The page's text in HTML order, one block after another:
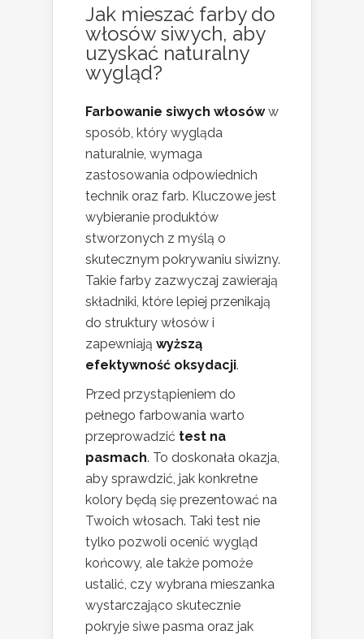
Jak mieszać farby do
włosów siwych, aby
uzyskać naturalny
wygląd?
Farbowanie siwych włosóww
sposób, który wygląda
naturalnie, wymaga
zastosowania odpowiednich
technik oraz farb. Kluczowe jest
wybieranie produktów
stworzonych z myślą o
skutecznym pokrywaniu siwizny.
Takie farby zazwyczaj zawierają
składniki, które lepiej przenikają
do struktury włosów i
zapewniają wyższą
efektywność oksydacji.
Przed przystąpieniem do
pełnego farbowania warto
przeprowadzić test na
pasmach. To doskonała okazja,
aby sprawdzić, jak konkretne
kolory będą się prezentować na
Twoich włosach. Taki test nie
tylko pozwoli ocenić wygląd
końcowy, ale także pomoże
ustalić, czy wybrana mieszanka
wystarczająco skutecznie
pokryje siwe pasma oraz jak